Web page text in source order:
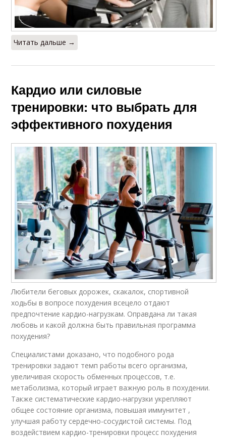
Читать дальше →
Кардио или силовые
тренировки: что выбрать для
эффективного похудения
Любители беговых дорожек, скакалок, спортивной
ходьбы в вопросе похудения всецело отдают
предпочтение кардио-нагрузкам. Оправдана ли такая
любовь и какой должна быть правильная программа
похудения?
Специалистами доказано, что подобного рода
тренировки задают темп работы всего организма,
увеличивая скорость обменных процессов, т.е.
метаболизма, который играет важную роль в похудении.
Также систематические кардио-нагрузки укрепляют
общее состояние организма, повышая иммунитет ,
улучшая работу сердечно-сосудистой системы. Под
воздействием кардио-тренировки процесс похудения